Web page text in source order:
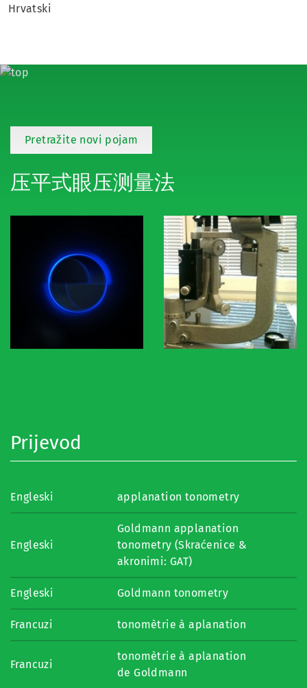
Hrvatski
Pretražite novi pojam
压平式眼压测量法
Prijevod
Engleski applanation tonometry
Engleski
Goldmann applanation
tonometry (Skraćenice &
akronimi: GAT)
Engleski Goldmann tonometry
Francuzi tonomètrie à aplanation
Francuzi
tonomètrie à aplanation
de Goldmann